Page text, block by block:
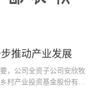
推动产业发展
，公司全资子公司安欣牧
村产业投资基金股份有限